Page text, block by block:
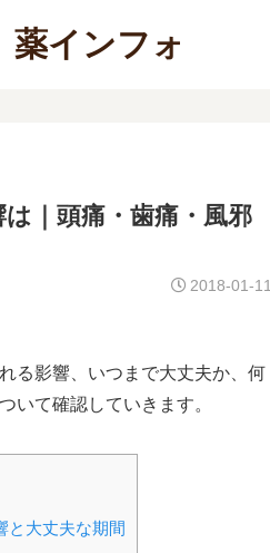
薬インフォ
｜頭痛・歯痛・風邪
2018-01-11
る影響、いつまで大丈夫か、何
いて確認していきます。
と大丈夫な期間